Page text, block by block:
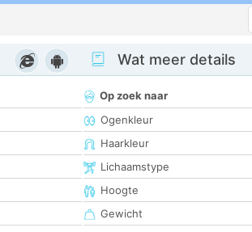
Wat meer details
Op zoek naar
Ogenkleur
Haarkleur
Lichaamstype
Hoogte
Gewicht